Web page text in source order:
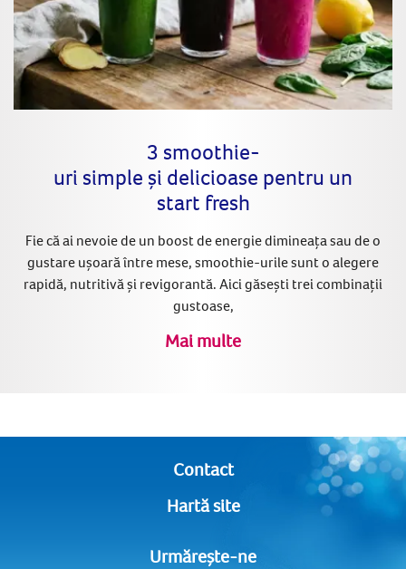
3 smoothie-
uri simple și delicioase pentru un
start fresh
Fie că ai nevoie de un boost de energie dimineața sau de o
gustare ușoară între mese, smoothie-urile sunt o alegere
rapidă, nutritivă și revigorantă. Aici găsești trei combinații
gustoase,
Mai multe
Contact
Hartă site
Urmărește-ne